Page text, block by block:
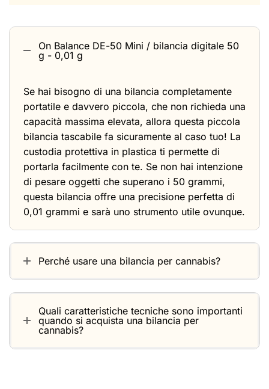
On Balance DE-50 Mini / bilancia digitale 50
g - 0,01 g
Se hai bisogno di una bilancia completamente
portatile e davvero piccola, che non richieda una
capacità massima elevata, allora questa piccola
bilancia tascabile fa sicuramente al caso tuo! La
custodia protettiva in plastica ti permette di
portarla facilmente con te. Se non hai intenzione
di pesare oggetti che superano i 50 grammi,
questa bilancia offre una precisione perfetta di
0,01 grammi e sarà uno strumento utile ovunque.
Perché usare una bilancia per cannabis?
Quali caratteristiche tecniche sono importanti
quando si acquista una bilancia per
cannabis?